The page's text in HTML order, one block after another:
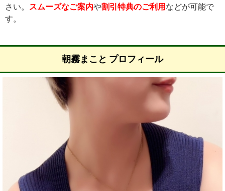
さい。
スムーズなご案内や割引特典のご利用 などが可能で
す。
朝霧まこと プロフィール